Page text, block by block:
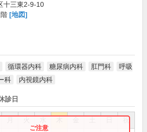
十三東2-9-10
[地図]
循環器内科 糖尿病内科 肛門科
呼吸
科 内視鏡内科
診日
祝